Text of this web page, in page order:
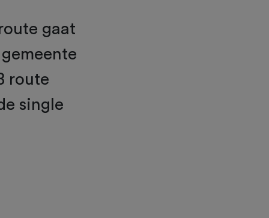
gaat
route
single